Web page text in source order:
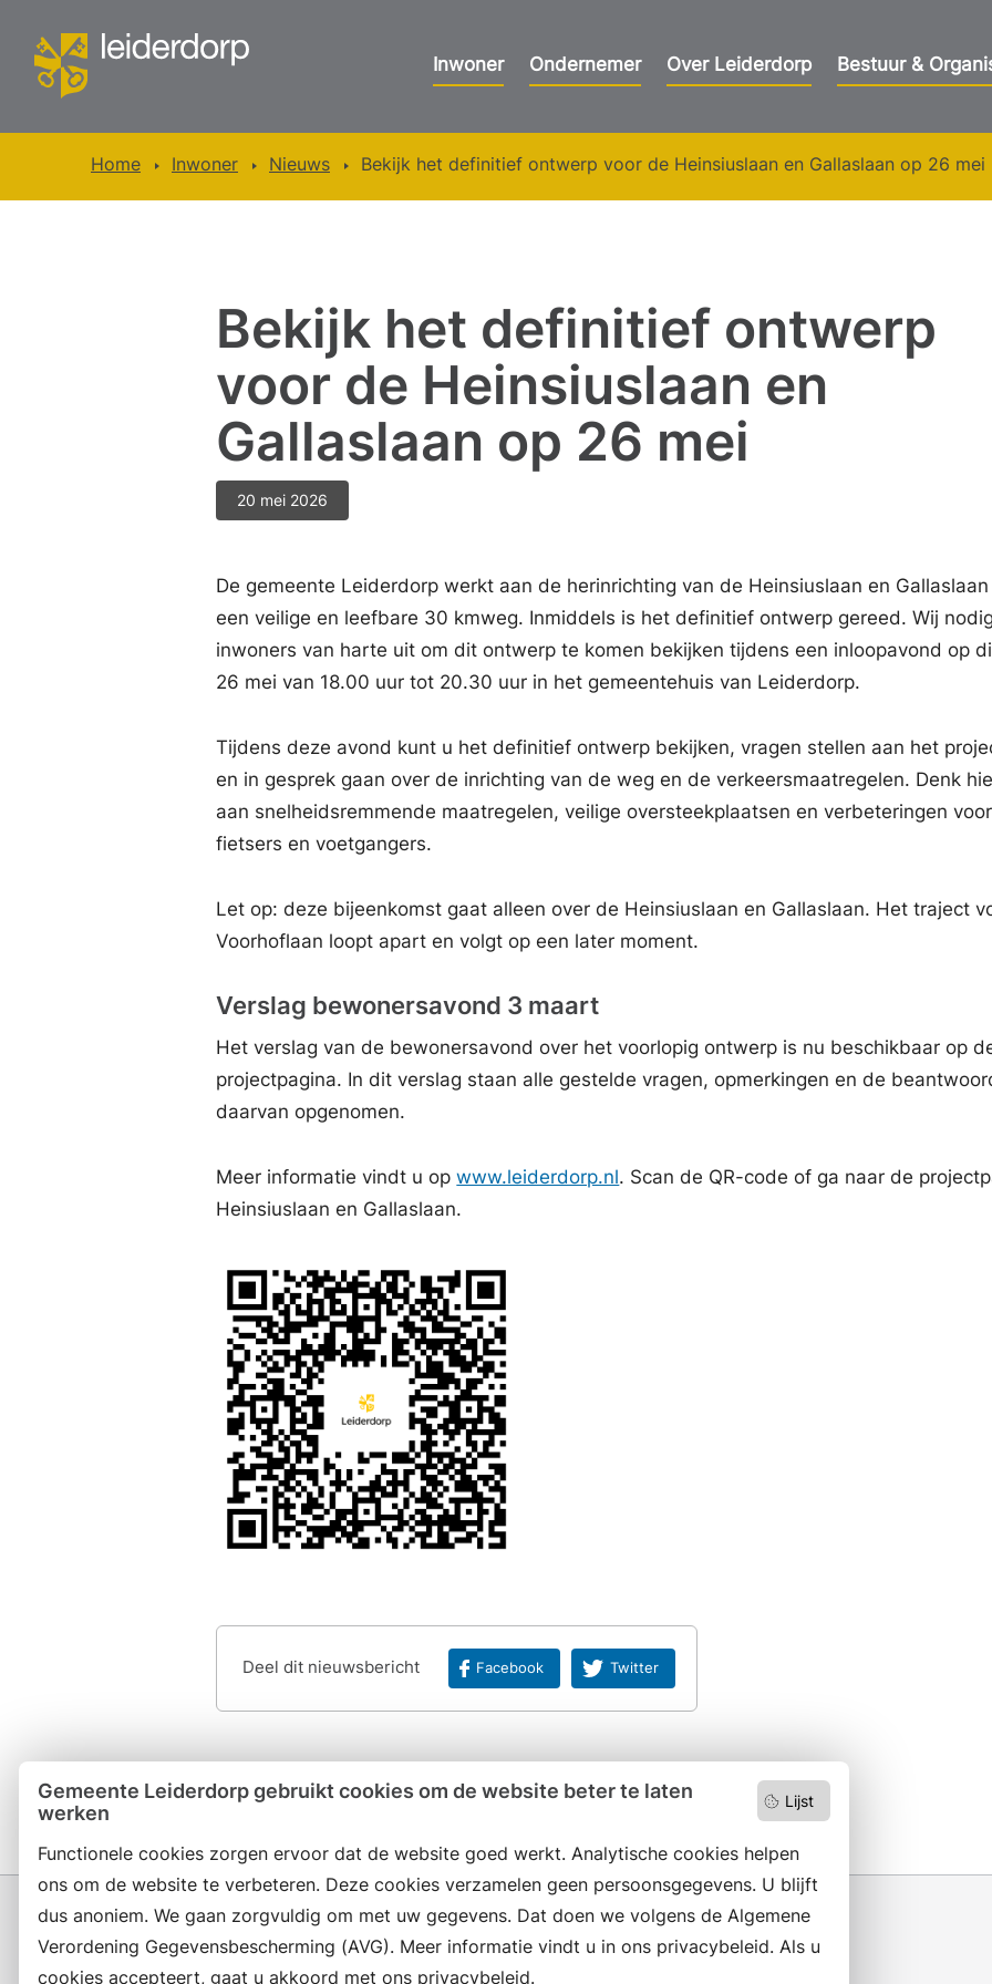
Lijst
Gemeente Leiderdorp gebruikt cookies om de website beter te laten
werken
Functionele cookies zorgen ervoor dat de website goed werkt. Analytische cookies helpen
ons om de website te verbeteren. Deze cookies verzamelen geen persoonsgegevens. U blijft
dus anoniem. We gaan zorgvuldig om met uw gegevens. Dat doen we volgens de Algemene
Verordening Gegevensbescherming (AVG). Meer informatie vindt u in ons privacybeleid. Als u
cookies accepteert, gaat u akkoord met ons privacybeleid.
Inwoner Ondernemer Over Leiderdorp Bestuur &
Home Inwoner Nieuws Bekijk het definitief ontwerp voor de Heinsiuslaan en Gallaslaan op 26 mei
Bekijk het definitief ontwerp
voor de Heinsiuslaan en
Gallaslaan op 26 mei
20 mei 2026
De gemeente Leiderdorp werkt aan de herinrichting van de Heinsiuslaan en
een veilige en leefbare 30 kmweg. Inmiddels is het definitief ontwerp gereed. Wij
inwoners van harte uit om dit ontwerp te komen bekijken tijdens een inloopavond op
26 mei van 18.00 uur tot 20.30 uur in het gemeentehuis van Leiderdorp.
Tijdens deze avond kunt u het definitief ontwerp bekijken, vragen stellen aan het
en in gesprek gaan over de inrichting van de weg en de verkeersmaatregelen. Denk
aan snelheidsremmende maatregelen, veilige oversteekplaatsen en verbeteringen voor
fietsers en voetgangers.
Let op: deze bijeenkomst gaat alleen over de Heinsiuslaan en Gallaslaan. Het traject
Voorhoflaan loopt apart en volgt op een later moment.
Verslag bewonersavond 3 maart
Het verslag van de bewonersavond over het voorlopig ontwerp is nu beschikbaar op
projectpagina. In dit verslag staan alle gestelde vragen, opmerkingen en de
daarvan opgenomen.
Meer informatie vindt u opwww.leiderdorp.nl. Scan de QR-code of ga naar de
Heinsiuslaan en Gallaslaan.
Deel dit nieuwsbericht Facebook Twitter